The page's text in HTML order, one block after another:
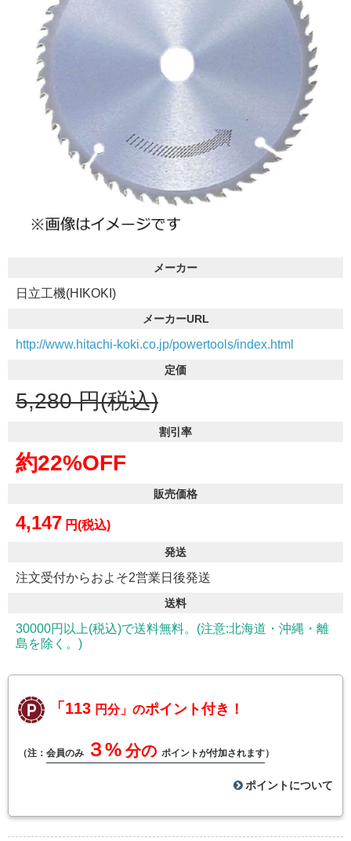
メーカー
日立工機(HIKOKI)
メーカーURL
http://www.hitachi-koki.co.jp/powertools/index.html
定価
5,280 円(税込)
割引率
約22%OFF
販売価格
4,147 円(税込)
発送
注文受付からおよそ2営業日後発送
送料
30000円以上(税込)で送料無料。(注意:北海道・沖縄・離
島を除く。)
「113 円分」のポイント付き！
（注： 会員のみ ３% 分の ポイントが付加されます）
ポイントについて